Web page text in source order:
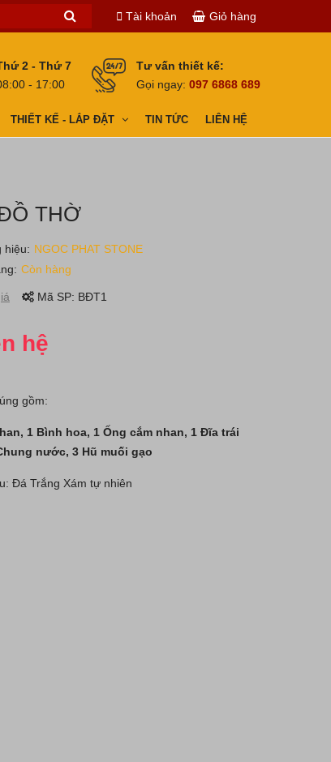
Tài khoản Giỏ hàng
Tư vấn thiết kế:
Gọi ngay: 097 6868 689
2 - Thứ 7
- 17:00
THIẾT KẾ - LẮP ĐẶT TIN TỨC LIÊN HỆ
THỜ
hiệu: NGOC PHAT STONE
Còn hàng
Mã SP: BĐT1
hệ
gồm:
1 Bình hoa, 1 Ống cắm nhan, 1 Đĩa trái
nước, 3 Hũ muối gạo
Đá Trắng Xám tự nhiên